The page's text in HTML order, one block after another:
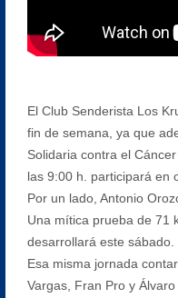
El Club Senderista Los
fin de semana, ya que
Solidaria contra el
las 9:00 h. participará en
Por un lado, Antonio
Una mítica prueba de 71
desarrollará este sábado.
Esa misma jornada
Vargas, Fran Pro y